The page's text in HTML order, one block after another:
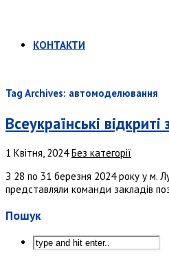
КОНТАКТИ
Tag Archives: автомоделювання
Всеукраїнські
1 Квітня, 2024 Без категорії
З 28 по 31 березня 2024 року у м.
представляли команди закладів
Пошук